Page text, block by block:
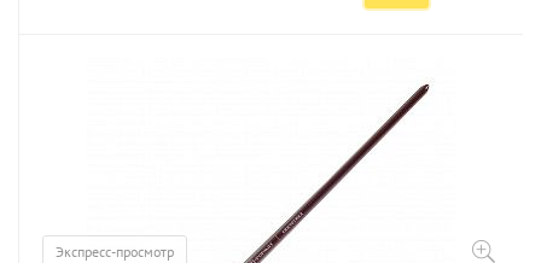
Экспресс-просмотр